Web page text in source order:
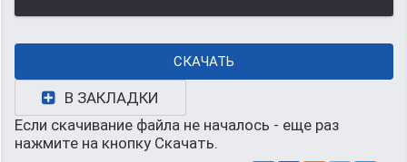
СКАЧАТЬ
В ЗАКЛАДКИ
Если скачивание файла не началось - еще раз
нажмите на кнопку Скачать.